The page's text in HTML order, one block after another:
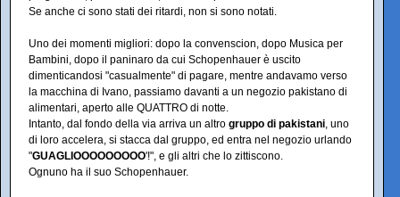
Se anche ci sono stati dei ritardi, non si sono notati.
Uno dei momenti migliori: dopo la convenscion, dopo Musica per
Bambini, dopo il paninaro da cui Schopenhauer è uscito
dimenticandosi "casualmente" di pagare, mentre andavamo verso
la macchina di Ivano, passiamo davanti a un negozio pakistano di
alimentari, aperto alle QUATTRO di notte.
Intanto, dal fondo della via arriva un altro gruppo di pakistani, uno
di loro accelera, si stacca dal gruppo, ed entra nel negozio urlando
"GUAGLIOOOOOOOOO'!", e gli altri che lo zittiscono.
Ognuno ha il suo Schopenhauer.